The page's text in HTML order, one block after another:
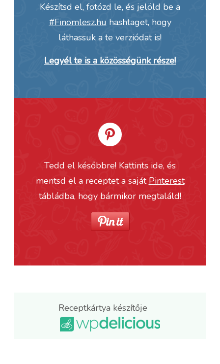
Készítsd el, fotózd le, és jelöld be a
#Finomlesz.hu hashtaget, hogy
láthassuk a te verziódat is!
Legyél te is a közösségünk része!
Tedd el későbbre! Kattints ide, és
mentsd el a receptet a saját Pinterest
tábládba, hogy bármikor megtaláld!
Receptkártya készítője